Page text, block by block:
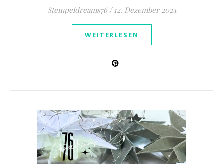
Stempeldreams76 / 12. Dezember 2024
WEITERLESEN